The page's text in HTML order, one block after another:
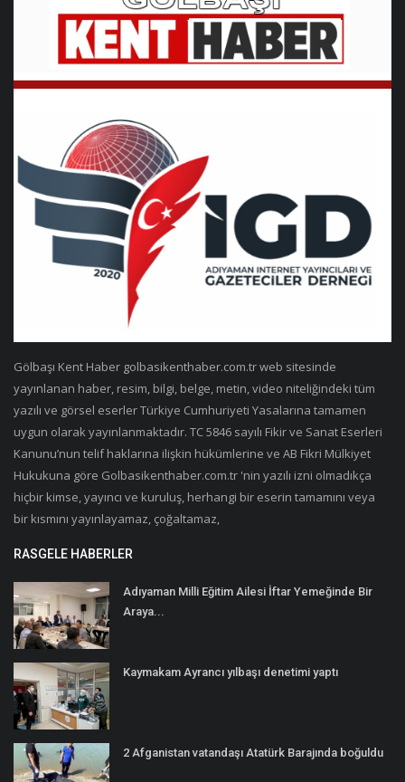
Gölbaşı Kent Haber golbasikenthaber.com.tr web sitesinde
yayınlanan haber, resim, bilgi, belge, metin, video niteliğindeki tüm
yazılı ve görsel eserler Türkiye Cumhuriyeti Yasalarına tamamen
uygun olarak yayınlanmaktadır. TC 5846 sayılı Fikir ve Sanat Eserleri
Kanunu’nun telif haklarına ilişkin hükümlerine ve AB Fikri Mülkiyet
Hukukuna göre Golbasikenthaber.com.tr 'nin yazılı izni olmadıkça
hiçbir kimse, yayıncı ve kuruluş, herhangi bir eserin tamamını veya
bir kısmını yayınlayamaz, çoğaltamaz,
RASGELE HABERLER
Adıyaman Milli Eğitim Ailesi İftar Yemeğinde Bir
Araya...
Kaymakam Ayrancı yılbaşı denetimi yaptı
2 Afganistan vatandaşı Atatürk Barajında boğuldu